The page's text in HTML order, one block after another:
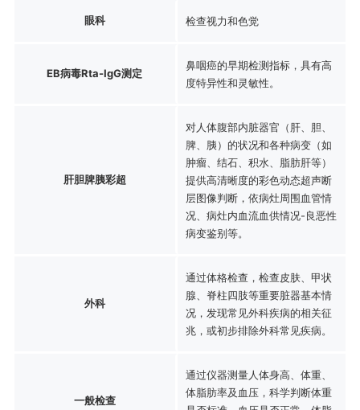
眼科 检查视力和色觉
EB病毒Rta-IgG测定
鼻咽癌的早期检测指标，具有高
度特异性和灵敏性。
肝胆脾胰彩超
对人体腹部内脏器官（肝、胆、
脾、胰）的状况和各种病变（如
肿瘤、结石、积水、脂肪肝等）
提供高清晰度的彩色动态超声断
层图像判断，依病灶周围血管情
况、病灶内血流血供情况-良恶性
病变鉴别等。
外科
通过体格检查，检查皮肤、甲状
腺、脊柱四肢等重要脏器基本情
况，发现常见外科疾病的相关征
兆，或初步排除外科常见疾病。
一般检查
通过仪器测量人体身高、体重、
体脂肪率及血压，科学判断体重